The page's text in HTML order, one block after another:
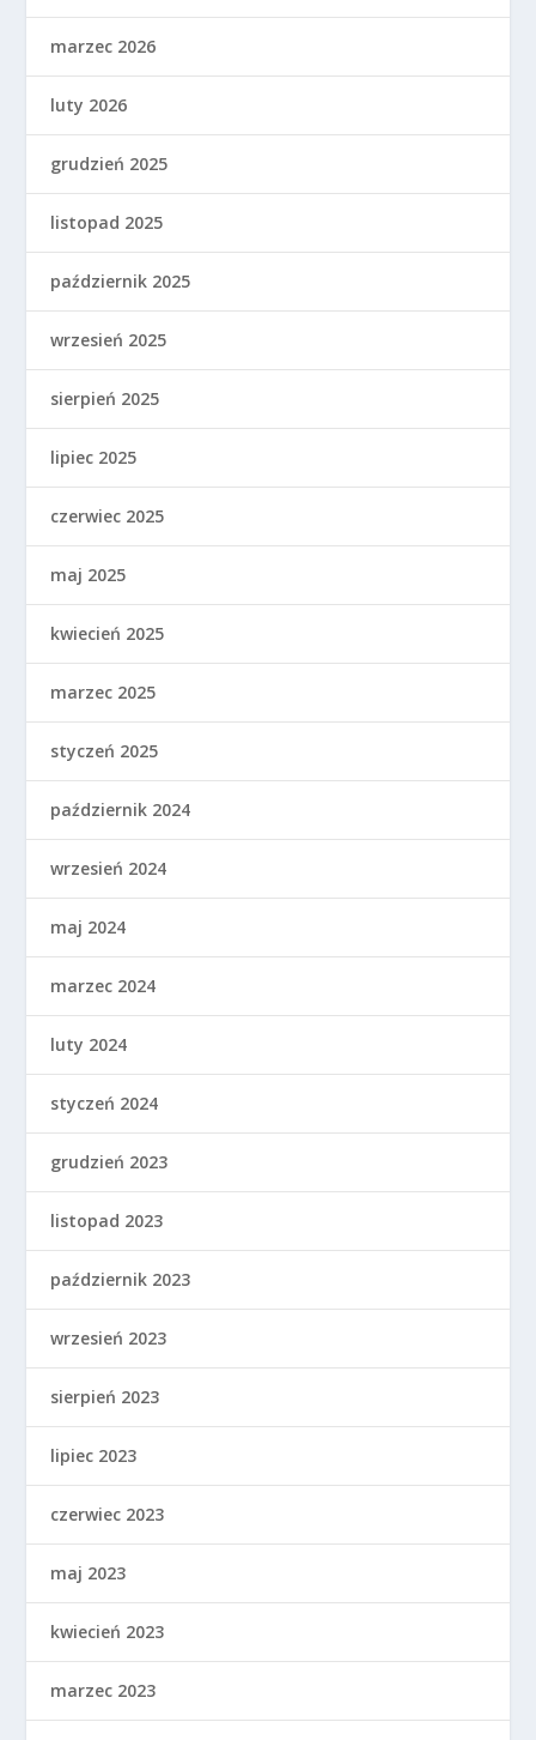
marzec 2026
luty 2026
grudzień 2025
listopad 2025
październik 2025
wrzesień 2025
sierpień 2025
lipiec 2025
czerwiec 2025
maj 2025
kwiecień 2025
marzec 2025
styczeń 2025
październik 2024
wrzesień 2024
maj 2024
marzec 2024
luty 2024
styczeń 2024
grudzień 2023
listopad 2023
październik 2023
wrzesień 2023
sierpień 2023
lipiec 2023
czerwiec 2023
maj 2023
kwiecień 2023
marzec 2023